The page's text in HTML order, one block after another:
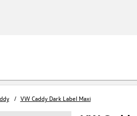
VW Caddy Dark Label Maxi